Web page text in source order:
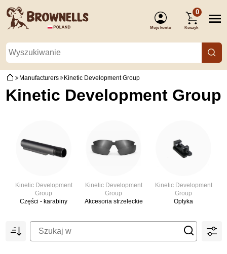
Moje konto
0
Koszyk
Manufacturers Kinetic Development Group
Kinetic Development Group
Kinetic Development
Group
Części - karabiny
Kinetic Development
Group
Akcesoria strzeleckie
Kinetic Development
Group
Optyka